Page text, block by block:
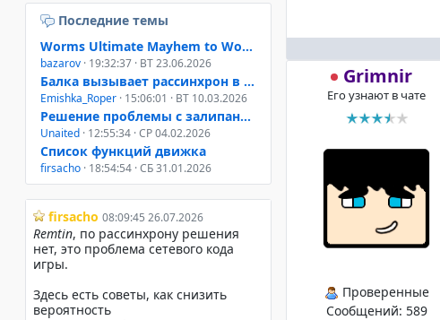
Grimnir
Его узнают в чате
Проверенные
Сообщений: 589
Последние темы
Worms Ultimate Mayhem to Worms 4 Mayhem
bazarov · 19:32:37 · ВТ 23.06.2026
Балка вызывает рассинхрон в онлайне W3D, W4M, WUM
Emishka_Roper · 15:06:01 · ВТ 10.03.2026
Решение проблемы с залипанием клавиш при свернутом окне
Unaited · 12:55:34 · СР 04.02.2026
Список функций движка
firsacho · 18:54:54 · СБ 31.01.2026